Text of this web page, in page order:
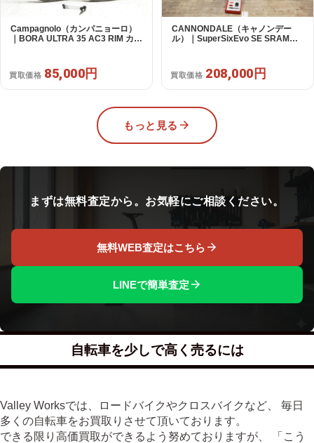
Campagnolo（カンパニョーロ）
｜BORA ULTRA 35 AC3 RIM カン
買取価格 85,000円
CANNONDALE（キャノンデー
ル）｜SuperSixEvo SE SRAM
年｜美品｜買取金額 208,000円
買取価格 208,000円
もっと見る
まずは無料査定から。お気軽にご相談ください。
無料WEB査定はこちら
LINEで簡単査定
自転車を少しで高く売るには
Valley Worksでは、ロードバイクやクロスバイクなど、 毎日
多くの自転車をお買取りさせて頂いております。
できる限り高価買取ができるよう努めておりますが、 「こう